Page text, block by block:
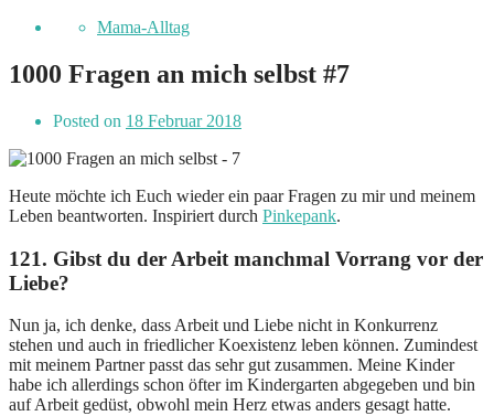
Mama-Alltag
1000 Fragen an mich selbst #7
Posted on 18 Februar 2018
Heute möchte ich Euch wieder ein paar Fragen zu mir und meinem
Leben beantworten. Inspiriert durch Pinkepank.
121. Gibst du der Arbeit manchmal Vorrang vor der
Liebe?
Nun ja, ich denke, dass Arbeit und Liebe nicht in Konkurrenz
stehen und auch in friedlicher Koexistenz leben können. Zumindest
mit meinem Partner passt das sehr gut zusammen. Meine Kinder
habe ich allerdings schon öfter im Kindergarten abgegeben und bin
auf Arbeit gedüst, obwohl mein Herz etwas anders gesagt hatte.